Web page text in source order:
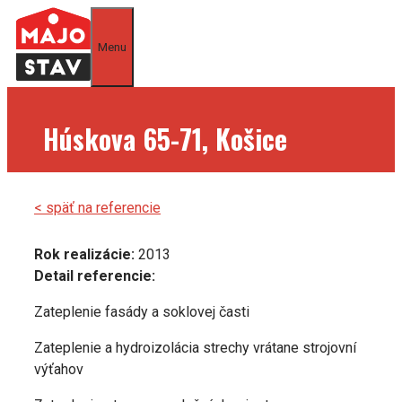
Preskočiť
obsah
Menu
Húskova 65-71, Košice
< späť na referencie
Rok realizácie: 2013
Detail referencie:
Zateplenie fasády a soklovej časti
Zateplenie a hydroizolácia strechy vrátane strojovní
výťahov